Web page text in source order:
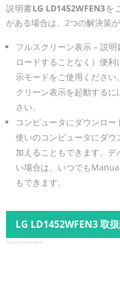
説明書LG LD1452WFEN3を
がある場合は、2つの解決策
フルスクリーン表示 – 説
ロードすることなく）便
示モードをご使用ください
クリーン表示を起動するに
さい。
コンピュータにダウンロー
使いのコンピュータにダ
加えることもできます。
い場合は、いつでも
もできます。
LG LD1452WFEN3 取
Advertisement